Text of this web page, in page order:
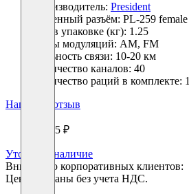
Производитель: President
Антенный разъём: PL-259 female
Вес в упаковке (кг): 1.25
Виды модуляций: AM, FM
Дальность связи: 10-20 км
Количество каналов: 40
Количество раций в комплекте: 1
Написать отзыв
10385 ₽
Уточнить наличие
Вниманию корпоративных клиентов:
Цены указаны без учета НДС.